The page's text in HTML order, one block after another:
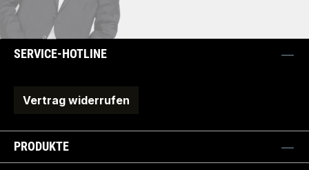
SERVICE-HOTLINE
Vertrag widerrufen
PRODUKTE